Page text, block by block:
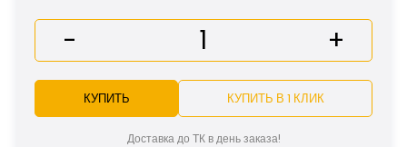
- +
КУПИТЬ КУПИТЬ В 1 КЛИК
Доставка до ТК в день заказа!